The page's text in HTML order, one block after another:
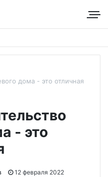
роль в утеплении дома
дома - это отличная
- это
12 февраля 2022